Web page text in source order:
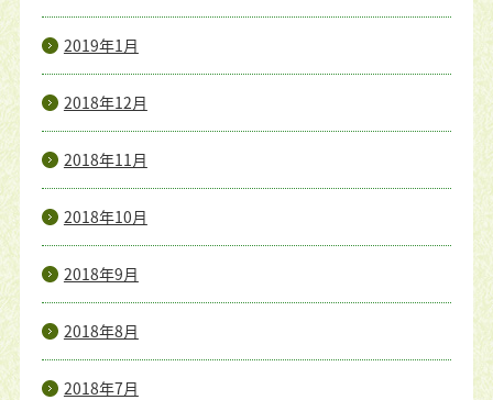
2019年1月
2018年12月
2018年11月
2018年10月
2018年9月
2018年8月
2018年7月